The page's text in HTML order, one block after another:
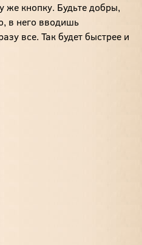
же кнопку. Будьте добры,
в него вводишь
все. Так будет быстрее и